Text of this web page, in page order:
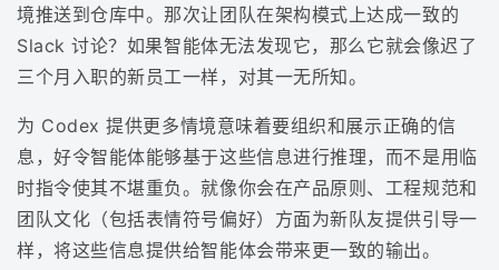
境推送到仓库中。那次让团队在架构模式上达成一致的
Slack 讨论？如果智能体无法发现它，那么它就会像迟了
三个月入职的新员工一样，对其一无所知。
为 Codex 提供更多情境意味着要组织和展示正确的信
息，好令智能体能够基于这些信息进行推理，而不是用临
时指令使其不堪重负。就像你会在产品原则、工程规范和
团队文化（包括表情符号偏好）方面为新队友提供引导一
样，将这些信息提供给智能体会带来更一致的输出。